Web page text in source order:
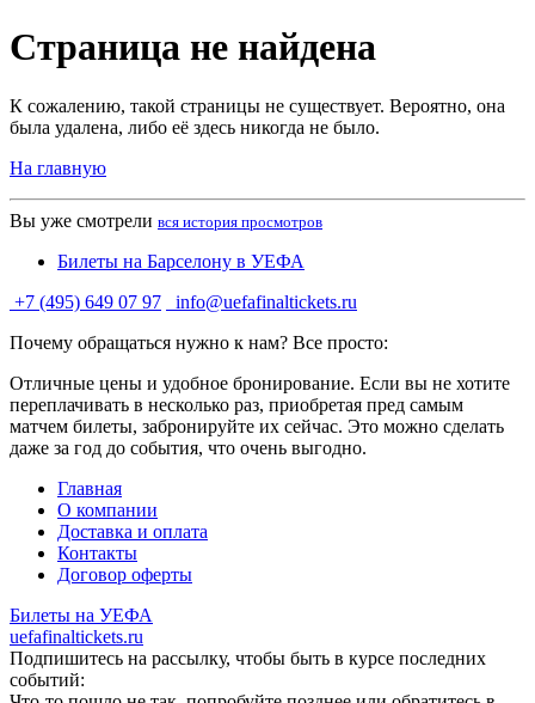
Страница не найдена
К сожалению, такой страницы не существует. Вероятно, она
была удалена, либо её здесь никогда не было.
На главную
Вы уже смотрели вся история просмотров
Билеты на Барселону в УЕФА
+7 (495) 649 07 97
info@uefafinaltickets.ru
Почему обращаться нужно к нам? Все просто:
Отличные цены и удобное бронирование. Если вы не хотите
переплачивать в несколько раз, приобретая пред самым
матчем билеты, забронируйте их сейчас. Это можно сделать
даже за год до события, что очень выгодно.
Главная
О компании
Доставка и оплата
Контакты
Договор оферты
Билеты на УЕФА
uefafinaltickets.ru
Подпишитесь на рассылку, чтобы быть в курсе последних
событий: